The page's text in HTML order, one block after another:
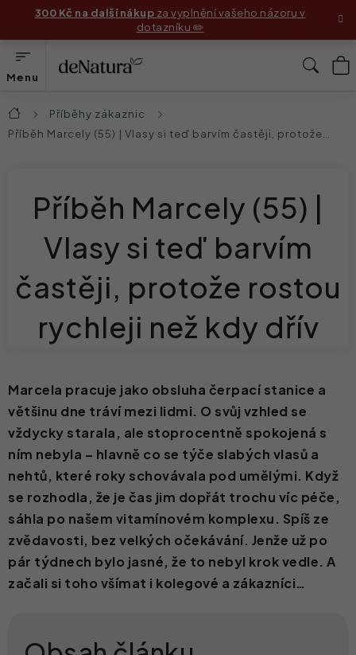
obsah
300 Kč na další nákup za vyplnění vašeho názoru v
dotazníku ✏️
Produkty
Náš příběh
Kontakt
Domů
Příběhy zákaznic
Příběh Marcely (55) | Vlasy si teď barvím častěji, protože
Příběh Marcely (55) |
Vlasy si teď barvím
častěji, protože rostou
rychleji než kdy dřív
Marcela pracuje jako obsluha čerpací stanice a
většinu dne tráví mezi lidmi. O svůj vzhled se
vždycky starala, ale stoprocentně spokojená s
ním nebyla – hlavně co se týče slabých vlasů a
nehtů, které roky schovávala pod umělými. Když
se rozhodla, že je čas jim dopřát trochu víc péče,
sáhla po našem vitamínovém komplexu. Spíš ze
zvědavosti, bez velkých očekávání. Jenže už po
pár týdnech bylo jasné, že to nebyl krok vedle. A
začali si toho všímat i kolegové a zákazníci…